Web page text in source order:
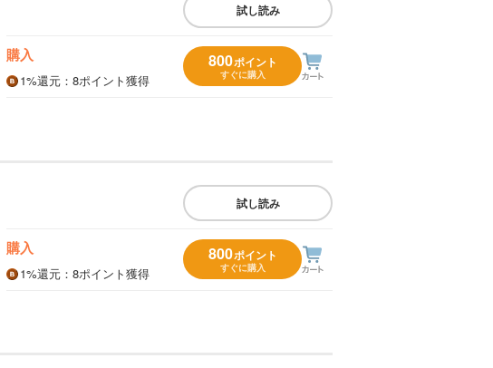
試し読み
購入
1%還元 ：8ポイント獲得
800ポイント
すぐに購入
試し読み
購入
1%還元 ：8ポイント獲得
800ポイント
すぐに購入